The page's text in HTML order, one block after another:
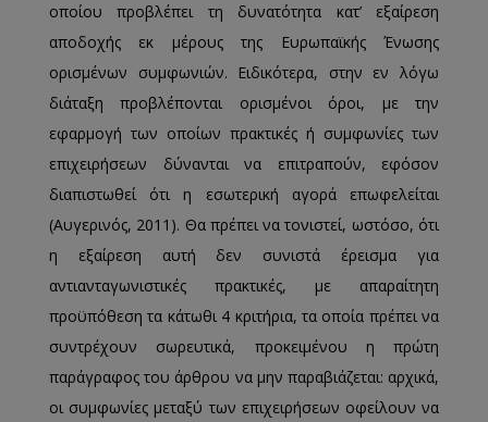
οποίου προβλέπει τη δυνατότητα κατ’ εξαίρεση
αποδοχής εκ μέρους της Ευρωπαϊκής Ένωσης
ορισμένων συμφωνιών. Ειδικότερα, στην εν λόγω
διάταξη προβλέπονται ορισμένοι όροι, με την
εφαρμογή των οποίων πρακτικές ή συμφωνίες των
επιχειρήσεων δύνανται να επιτραπούν, εφόσον
διαπιστωθεί ότι η εσωτερική αγορά επωφελείται
(Αυγερινός, 2011). Θα πρέπει να τονιστεί, ωστόσο, ότι
η εξαίρεση αυτή δεν συνιστά έρεισμα για
αντιανταγωνιστικές πρακτικές, με απαραίτητη
προϋπόθεση τα κάτωθι 4 κριτήρια, τα οποία πρέπει να
συντρέχουν σωρευτικά, προκειμένου η πρώτη
παράγραφος του άρθρου να μην παραβιάζεται: αρχικά,
οι συμφωνίες μεταξύ των επιχειρήσεων οφείλουν να